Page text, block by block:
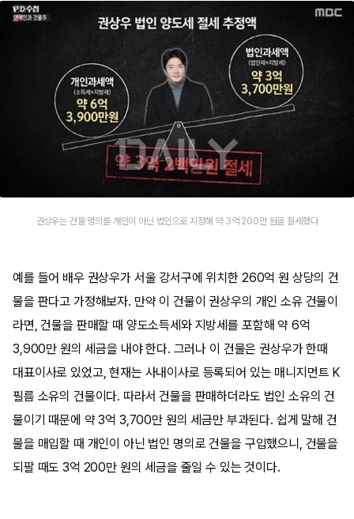
권상우는 건물 명의를 개인이 아닌 법인으로 지정해 약 3억 200만 원을 절세했다
예를 들어 배우 권상우가 서울 강서구에 위치한 260억 원 상당의 건
물을 판다고 가정해보자. 만약 이 건물이 권상우의 개인 소유 건물이
라면, 건물을 판매할 때 양도소득세와 지방세를 포함해 약 6억
3,900만 원의 세금을 내야 한다. 그러나 이 건물은 권상우가 한때
대표이사로 있었고, 현재는 사내이사로 등록되어 있는 매니지먼트 K
필름 소유의 건물이다. 따라서 건물을 판매하더라도 법인 소유의 건
물이기 때문에 약 3억 3,700만 원의 세금만 부과된다. 쉽게 말해 건
물을 매입할 때 개인이 아닌 법인 명의로 건물을 구입했으니, 건물을
되팔 때도 3억 200만 원의 세금을 줄일 수 있는 것이다.